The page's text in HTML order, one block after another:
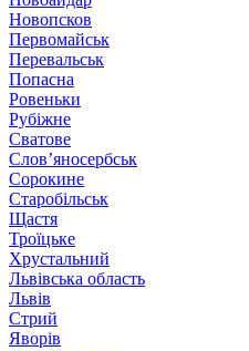
Новопсков
Первомайськ
Перевальськ
Попасна
Ровеньки
Рубіжне
Сватове
Слов’яносербськ
Сорокине
Старобільськ
Щастя
Троїцьке
Хрустальний
Львівська область
Львів
Стрий
Яворів